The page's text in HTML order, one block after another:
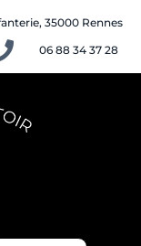
35000 Rennes
06 88 34 37 28